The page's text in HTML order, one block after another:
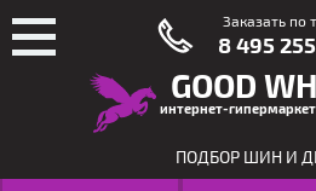
GOOD
интернет-
ПОДБОР ШИН И
Заказать по
8 495